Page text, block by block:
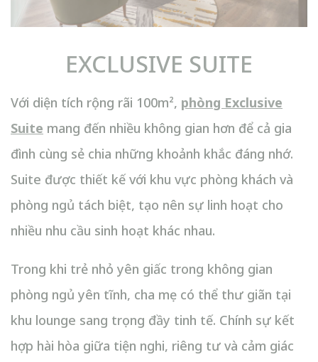
EXCLUSIVE SUITE
Với diện tích rộng rãi 100m², phòng Exclusive
Suite mang đến nhiều không gian hơn để cả gia
đình cùng sẻ chia những khoảnh khắc đáng nhớ.
Suite được thiết kế với khu vực phòng khách và
phòng ngủ tách biệt, tạo nên sự linh hoạt cho
nhiều nhu cầu sinh hoạt khác nhau.
Trong khi trẻ nhỏ yên giấc trong không gian
phòng ngủ yên tĩnh, cha mẹ có thể thư giãn tại
khu lounge sang trọng đầy tinh tế. Chính sự kết
hợp hài hòa giữa tiện nghi, riêng tư và cảm giác